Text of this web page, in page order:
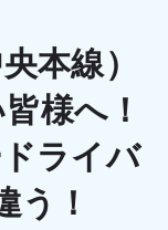
本線）
様へ！
ライバ
う！